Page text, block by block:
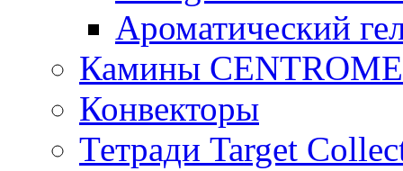
Ароматический
Камины
Конвекторы
Тетради Target